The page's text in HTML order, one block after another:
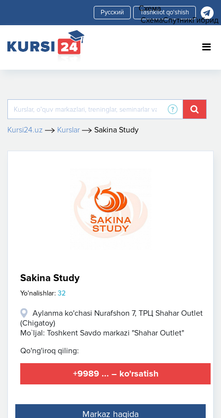
Tashkilot qo'shish
Kursi24.uz Kurslar Sakina Study
Sakina Study
Yo'nalishlar: 32
Aylanma ko'chasi Nurafshon 7, ТРЦ Shahar Outlet
(Chigatoy)
Mo`ljal: Toshkent Savdo markazi "Shahar Outlet"
Qo'ng'iroq qiling:
+9989 ... – ko'rsatish
Markaz haqida
Схема
СхемаСпутникГибрид